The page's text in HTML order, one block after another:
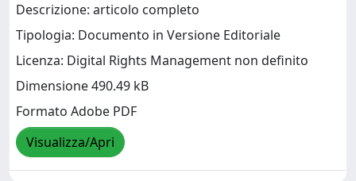
Descrizione: articolo completo
Tipologia: Documento in Versione Editoriale
Licenza: Digital Rights Management non definito
Dimensione 490.49 kB
Formato Adobe PDF
Visualizza/Apri